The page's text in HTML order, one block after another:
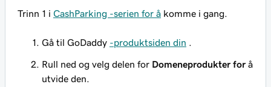
Trinn 1 i CashParking -serien for å komme i gang.
Gå til GoDaddy -produktsiden din
Rull ned og velg delen for Domeneprodukter for å
utvide den.